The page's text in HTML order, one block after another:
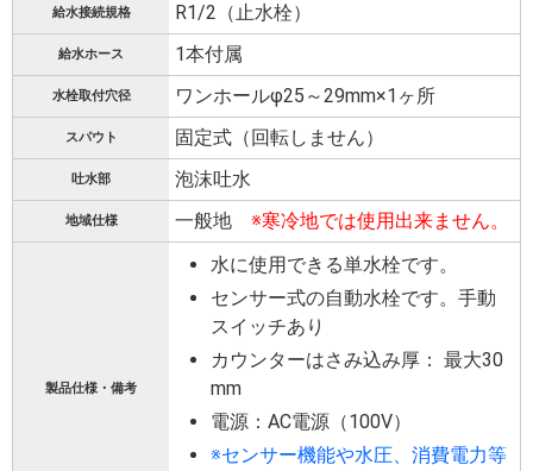
給水接続規格 R1/2（止水栓）
給水ホース 1本付属
水栓取付穴径 ワンホールφ25～29mm×1ヶ所
スパウト 固定式（回転しません）
吐水部 泡沫吐水
地域仕様 一般地 ※寒冷地では使用出来ません。
製品仕様・備考
水に使用できる単水栓です。
センサー式の自動水栓です。手動
スイッチあり
カウンターはさみ込み厚： 最大30
mm
電源：AC電源（100V）
※センサー機能や水圧、消費電力等